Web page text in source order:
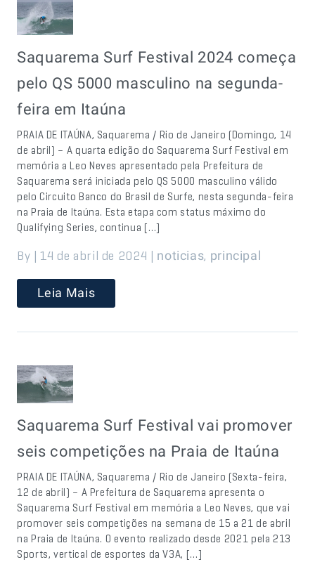
Saquarema Surf Festival 2024 começa
pelo QS 5000 masculino na segunda-
feira em Itaúna
PRAIA DE ITAÚNA, Saquarema / Rio de Janeiro (Domingo, 14
de abril) – A quarta edição do Saquarema Surf Festival em
memória a Leo Neves apresentado pela Prefeitura de
Saquarema será iniciada pelo QS 5000 masculino válido
pelo Circuito Banco do Brasil de Surfe, nesta segunda-feira
na Praia de Itaúna. Esta etapa com status máximo do
Qualifying Series, continua […]
By | 14 de abril de 2024 | noticias, principal
Leia Mais
Saquarema Surf Festival vai promover
seis competições na Praia de Itaúna
PRAIA DE ITAÚNA, Saquarema / Rio de Janeiro (Sexta-feira,
12 de abril) – A Prefeitura de Saquarema apresenta o
Saquarema Surf Festival em memória a Leo Neves, que vai
promover seis competições na semana de 15 a 21 de abril
na Praia de Itaúna. O evento realizado desde 2021 pela 213
Sports, vertical de esportes da V3A, […]